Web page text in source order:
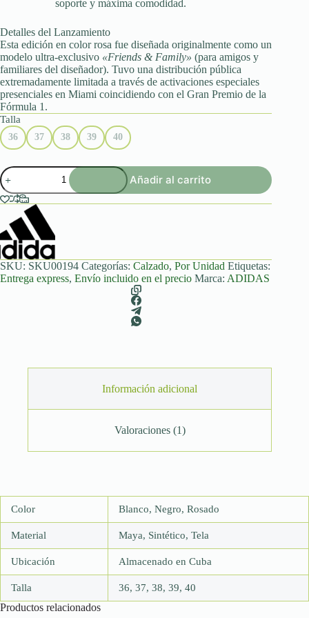
soporte y máxima comodidad.
Detalles del Lanzamiento
Esta edición en color rosa fue diseñada originalmente como un
modelo ultra-exclusivo «Friends & Family» (para amigos y
familiares del diseñador). Tuvo una distribución pública
extremadamente limitada a través de activaciones especiales
presenciales en Miami coincidiendo con el Gran Premio de la
Fórmula 1.
Talla
36 37 38 39 40
Jellyfish
'Pink'
Pharrell
x
Virginia
cantidad
Añadir al carrito
SKU: SKU00194 Categorías: Calzado, Por Unidad Etiquetas:
Entrega express, Envío incluido en el precio Marca: ADIDAS
Información adicional
Valoraciones (1)
Color Blanco, Negro, Rosado
Material Maya, Sintético, Tela
Ubicación Almacenado en Cuba
Talla 36, 37, 38, 39, 40
Productos relacionados